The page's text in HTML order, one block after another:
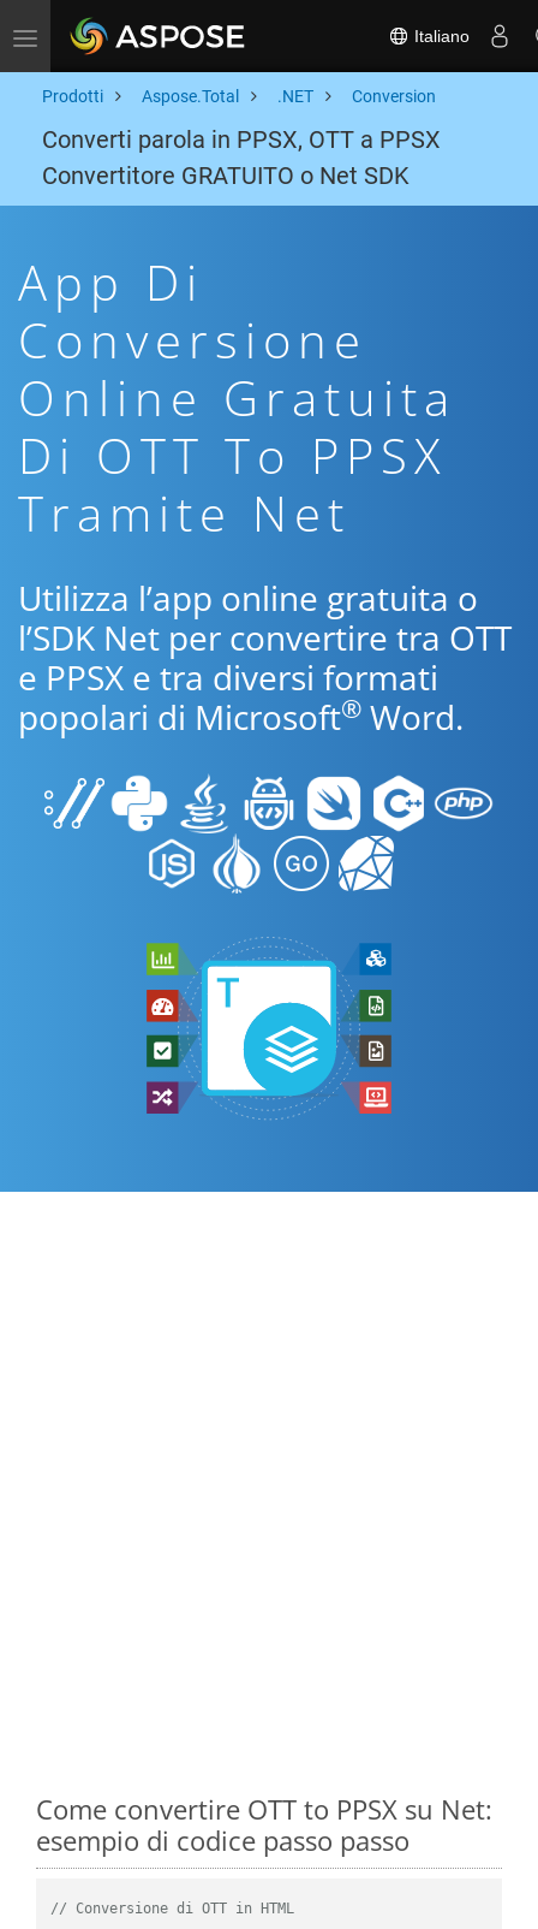
Toggle navigation Italiano
Prodotti Aspose.Total .NET Conversion
Converti parola in PPSX, OTT a PPSX
Convertitore GRATUITO o Net SDK
App Di
Conversione
Online Gratuita
Di OTT To PPSX
Tramite Net
Utilizza l’app online gratuita o
l’SDK Net per convertire tra OTT
e PPSX e tra diversi formati
popolari di Microsoft® Word.
Come convertire OTT to PPSX su Net:
esempio di codice passo passo
// Conversione di OTT in HTML